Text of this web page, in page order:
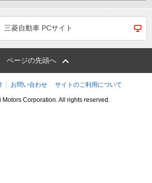
三菱自動車 PCサイト
ページの先頭へ
お問い合わせ サイトのご利用について
Corporation. All rights reserved.